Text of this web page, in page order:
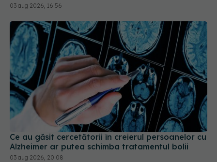
03 aug 2026, 16:56
Ce au găsit cercetătorii în creierul persoanelor cu
Alzheimer ar putea schimba tratamentul bolii
03 aug 2026, 20:08